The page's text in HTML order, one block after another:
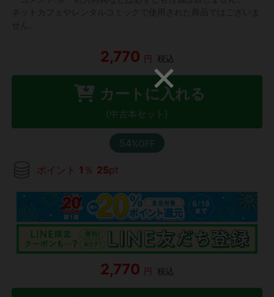
2,770 円 税込
カートに入れる
(中古本セット)
54%OFF
ポイント 1 ％ 25pt
2,770 円 税込